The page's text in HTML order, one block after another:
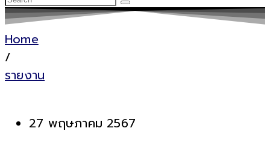
Home
/
รายงาน
27 พฤษภาคม 2567